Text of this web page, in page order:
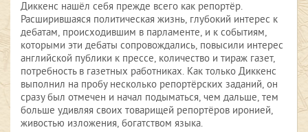
Диккенс нашёл себя прежде всего как репортёр.
Расширившаяся политическая жизнь, глубокий интерес к
дебатам, происходившим в парламенте, и к событиям,
которыми эти дебаты сопровождались, повысили интерес
английской публики к прессе, количество и тираж газет,
потребность в газетных работниках. Как только Диккенс
выполнил на пробу несколько репортёрских заданий, он
сразу был отмечен и начал подыматься, чем дальше, тем
больше удивляя своих товарищей репортёров иронией,
живостью изложения, богатством языка.